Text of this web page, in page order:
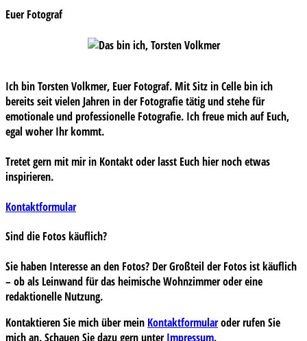
Euer Fotograf
Ich bin Torsten Volkmer, Euer Fotograf. Mit Sitz in Celle bin ich
bereits seit vielen Jahren in der Fotografie tätig und stehe für
emotionale und professionelle Fotografie. Ich freue mich auf Euch,
egal woher Ihr kommt.
Tretet gern mit mir in Kontakt oder lasst Euch hier noch etwas
inspirieren.
Kontaktformular
Sind die Fotos käuflich?
Sie haben Interesse an den Fotos? Der Großteil der Fotos ist käuflich
– ob als Leinwand für das heimische Wohnzimmer oder eine
redaktionelle Nutzung.
Kontaktieren Sie mich über mein Kontaktformularoder rufen Sie
mich an. Schauen Sie dazu gern unterImpressum.